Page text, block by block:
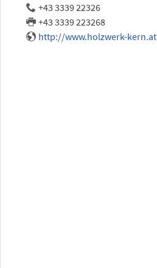
+43 3339 22326
+43 3339 223268
http://www.holzwerk-kern.at